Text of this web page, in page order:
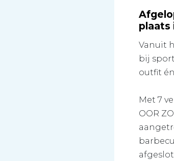
plaats
Vanuit
bij
outfit
Met 7
OOR